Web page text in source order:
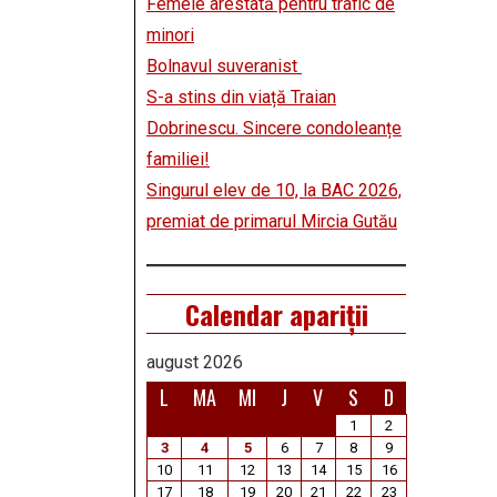
minori
Bolnavul suveranist
S-a stins din viață Traian
Dobrinescu. Sincere condoleanțe
familiei!
Singurul elev de 10, la BAC 2026,
premiat de primarul Mircia Gutău
Calendar apariții
august 2026
L MA MI J V S D
1
2
3
4 5 6 7 8
9
10
11 12 13 14 15
16
17
18 19 20 21 22
23